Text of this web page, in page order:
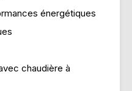
énergétiques
chaudière à